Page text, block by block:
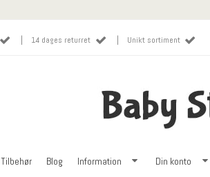
| 14 dages returret | Unikt sortiment
Tilbehør Blog Information Din konto